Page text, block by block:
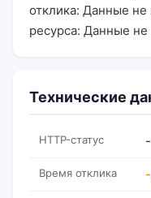
отклика: Данные
ресурса: Данные
Технические
HTTP-статус -
Время отклика